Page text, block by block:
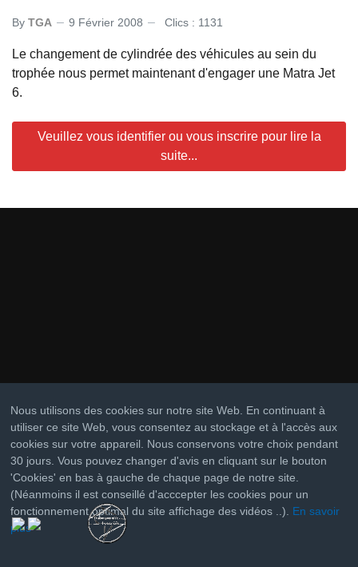
By TGA 9 Février 2008 Clics : 1131
Le changement de cylindrée des véhicules au sein du
trophée nous permet maintenant d'engager une Matra Jet
6.
Veuillez vous identifier ou vous inscrire pour lire la
suite...
Nous utilisons des cookies sur notre site Web. En continuant à
utiliser ce site Web, vous consentez au stockage et à l'accès aux
cookies sur votre appareil. Nous conservons votre choix pendant
30 jours. Vous pouvez changer d'avis en cliquant sur le bouton
'Cookies' en bas à gauche de chaque page de notre site.
(Néanmoins il est conseillé d'acccepter les cookies pour un
fonctionnement optimal du site affichage des vidéos ..). En savoir
plus